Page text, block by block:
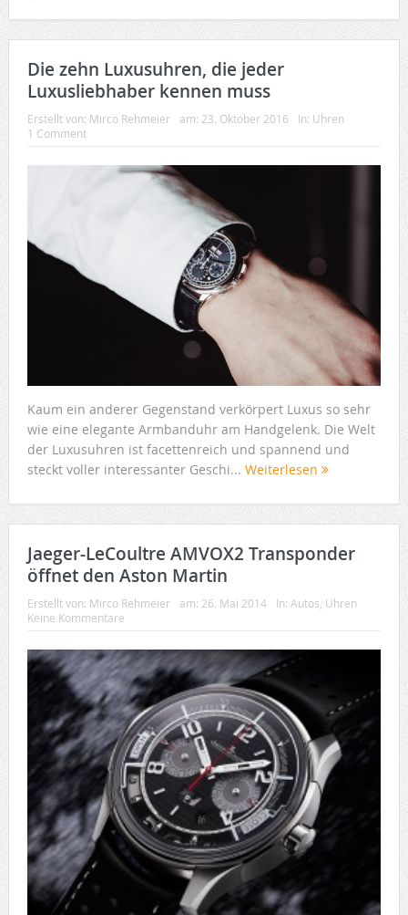
Die zehn Luxusuhren, die jeder
Luxusliebhaber kennen muss
Erstellt von: Mirco Rehmeier am: 23. Oktober 2016 In: Uhren
1 Comment
Kaum ein anderer Gegenstand verkörpert Luxus so sehr
wie eine elegante Armbanduhr am Handgelenk. Die Welt
der Luxusuhren ist facettenreich und spannend und
steckt voller interessanter Geschi... Weiterlesen
Jaeger-LeCoultre AMVOX2 Transponder
öffnet den Aston Martin
Erstellt von: Mirco Rehmeier am: 26. Mai 2014 In: Autos Uhren
Keine Kommentare